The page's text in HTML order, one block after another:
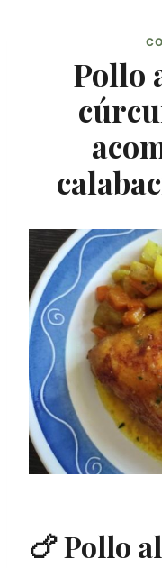
Pollo
🍗 Pollo